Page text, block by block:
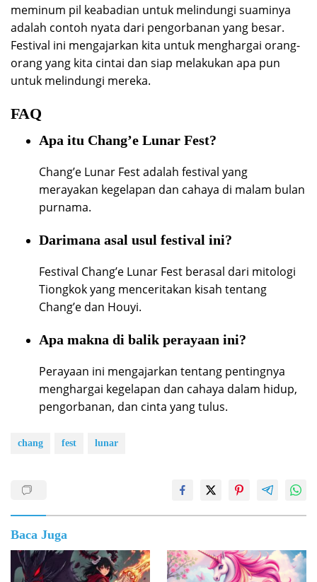
meminum pil keabadian untuk melindungi suaminya
adalah contoh nyata dari pengorbanan yang besar.
Festival ini mengajarkan kita untuk menghargai orang-
orang yang kita cintai dan siap melakukan apa pun
untuk melindungi mereka.
FAQ
Apa itu Chang’e Lunar Fest?
Chang’e Lunar Fest adalah festival yang
merayakan kegelapan dan cahaya di malam bulan
purnama.
Darimana asal usul festival ini?
Festival Chang’e Lunar Fest berasal dari mitologi
Tiongkok yang menceritakan kisah tentang
Chang’e dan Houyi.
Apa makna di balik perayaan ini?
Perayaan ini mengajarkan tentang pentingnya
menghargai kegelapan dan cahaya dalam hidup,
pengorbanan, dan cinta yang tulus.
chang fest lunar
Baca Juga